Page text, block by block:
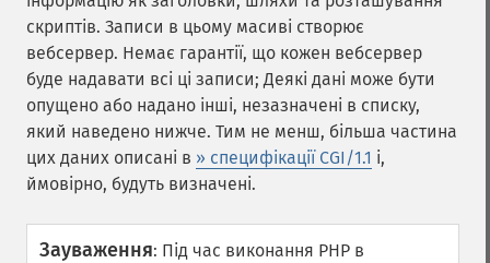
скриптів. Записи в цьому масиві створює
вебсервер. Немає гарантії, що кожен вебсервер
буде надавати всі ці записи; Деякі дані може бути
опущено або надано інші, незазначені в списку,
який наведено нижче. Тим не менш, більша частина
цих даних описані в » специфікації CGI/1.1 і,
ймовірно, будуть визначені.
Зауваження: Під час виконання PHP в